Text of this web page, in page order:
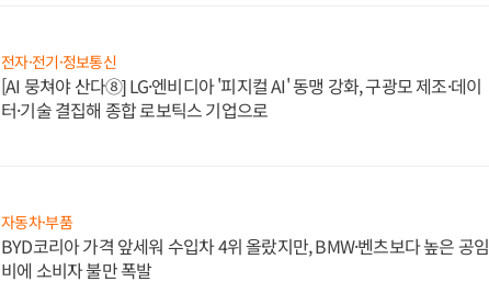
전자·전기·정보통신
[AI 뭉쳐야 산다⑧] LG·엔비디아 '피지컬 AI' 동맹 강화, 구광모 제조·데이
터·기술 결집해 종합 로보틱스 기업으로
자동차·부품
BYD코리아 가격 앞세워 수입차 4위 올랐지만, BMW·벤츠보다 높은 공임
비에 소비자 불만 폭발